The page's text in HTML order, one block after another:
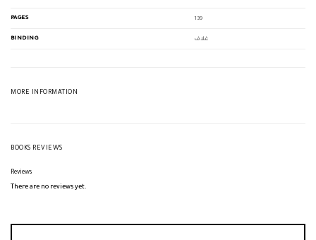
PAGES 139
BINDING غلاف
MORE INFORMATION
BOOKS REVIEWS
Reviews
There are no reviews yet.